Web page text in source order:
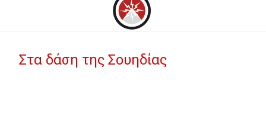
Στα δάση της Σουηδίας